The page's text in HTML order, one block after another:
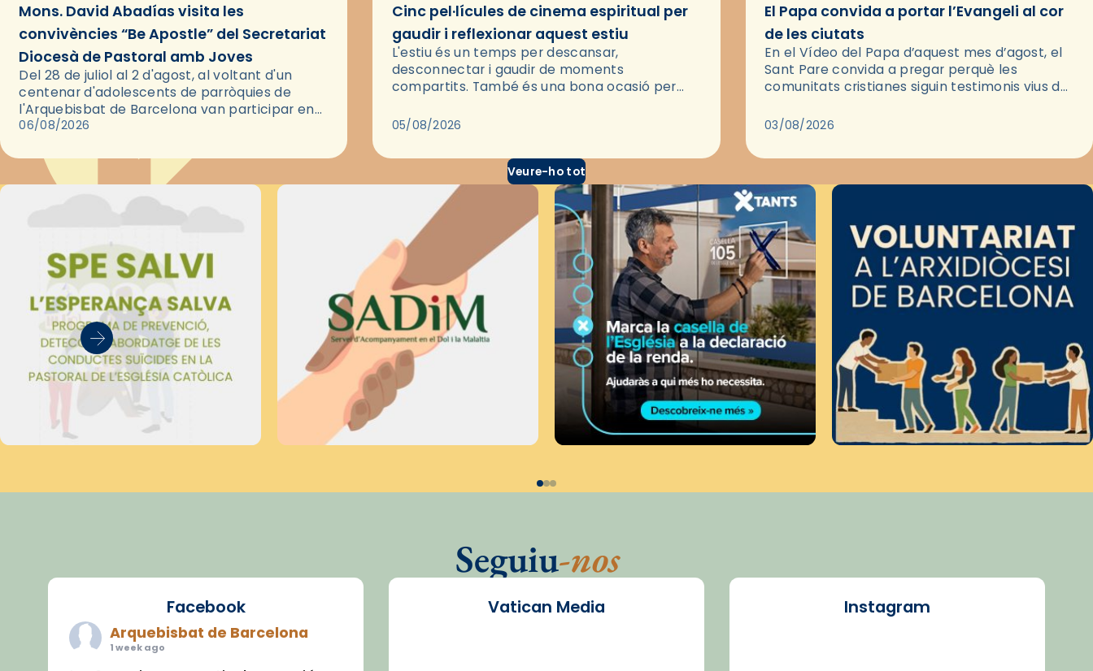
Mons. David Abadías visita les
convivències “Be Apostle” del Secretariat
Diocesà de Pastoral amb Joves
Del 28 de juliol al 2 d'agost, al voltant d'un
centenar d'adolescents de parròquies de
l'Arquebisbat de Barcelona van participar en
les convivències Be Apostle, organitzades pel
06/08/2026
Cinc pel·lícules de cinema espiritual per
gaudir i reflexionar aquest estiu
L'estiu és un temps per descansar,
desconnectar i gaudir de moments
compartits. També és una bona ocasió per
través del cinema, reflexionar sobre les…
05/08/2026
El Papa convida a portar l’Evangeli al cor
de les ciutats
En el Vídeo del Papa d’aquest mes d’agost, el
Sant Pare convida a pregar perquè les
comunitats cristianes siguin testimonis vius de
pregària, el…
03/08/2026
Veure-ho tot
Seguiu-nos
Facebook
Arquebisbat de Barcelona
1 week ago
Vatican Media Instagram